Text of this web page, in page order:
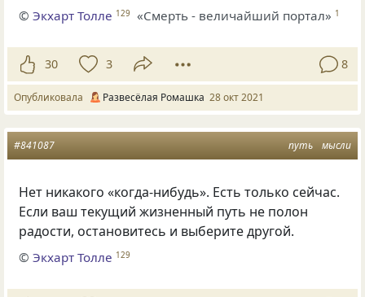
©Экхарт Толле 129 «Смерть - величайший портал» 1
30 3 8
Опубликовала Развесёлая Ромашка 28 окт 2021
путь мысли
#841087
Нет никакого «когда-нибудь». Есть только сейчас.
Если ваш текущий жизненный путь не полон
радости, остановитесь и выберите другой.
©Экхарт Толле 129